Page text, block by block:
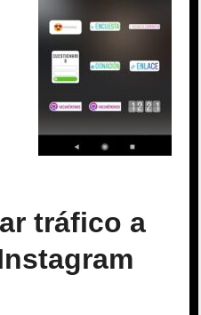
tráfico a